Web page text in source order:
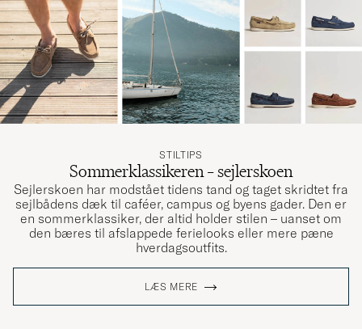
Grymt fina
JAN L KØBTE PÅ CAREOFCARL.SE
Toppen Som förväntat.
ULF T KØBTE PÅ CAREOFCARL.SE
Excellent product, service. Highly recommend
STILTIPS
Sommerklassikeren – sejlerskoen
Sejlerskoen har modstået tidens tand og taget skridtet fra
sejlbådens dæk til caféer, campus og byens gader. Den er
en sommerklassiker, der altid holder stilen – uanset om
den bæres til afslappede ferielooks eller mere pæne
hverdagsoutfits.
LÆS MERE